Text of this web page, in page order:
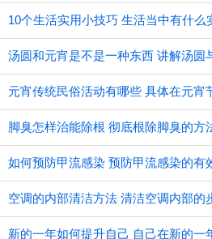
10个生活实用小技巧 生活当中有什么
汤圆和元宵是不是一种东西 讲解汤圆
元宵传统民俗活动有哪些 具体在元宵
脚臭怎样治能除根 彻底根除脚臭的方
如何预防甲流感染 预防甲流感染的有
空调的内部清洁方法 清洁空调内部的
新的一年如何提升自己 自己在新的一